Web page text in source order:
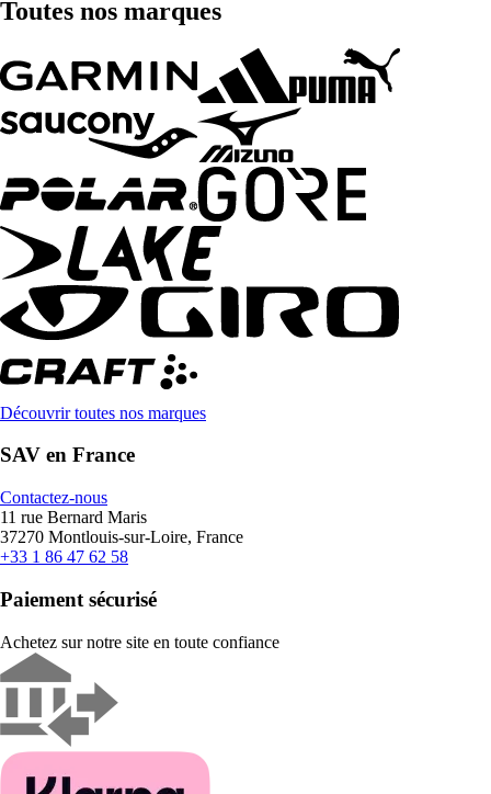
Toutes nos marques
Découvrir toutes nos marques
SAV en France
Contactez-nous
11 rue Bernard Maris
37270 Montlouis-sur-Loire, France
+33 1 86 47 62 58
Paiement sécurisé
Achetez sur notre site en toute confiance